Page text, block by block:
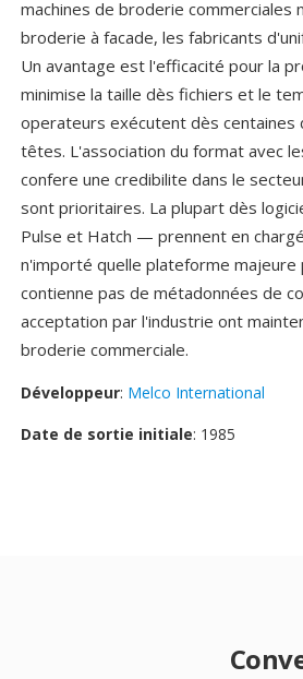
machines de broderie
broderie à facade, les fabricants
Un avantage est l'efficacité pour la
minimise la taille dès fichiers et le
operateurs exécutent dès
têtes. L'association du format avec
confere une credibilite dans le
sont prioritaires. La plupart dès
Pulse et Hatch — prennent en
n'importé quelle plateforme majeure
contienne pas de métadonnées de
acceptation par l'industrie ont
broderie commerciale.
Développeur: Melco International
Date de sortie initiale: 1985